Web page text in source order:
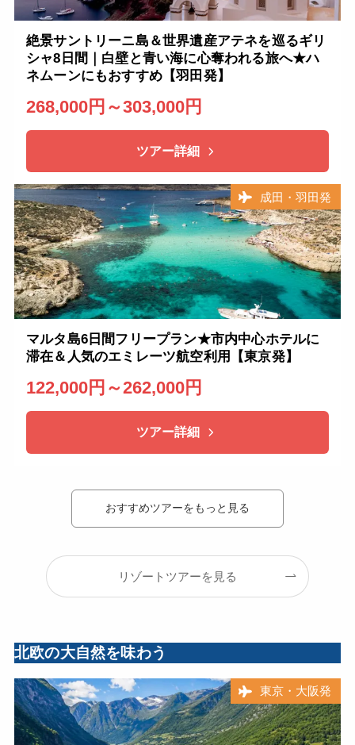
絶景サントリーニ島＆世界遺産アテネを巡るギリ
シャ8日間｜白壁と青い海に心奪われる旅へ★ハ
ネムーンにもおすすめ【羽田発】
268,000円～303,000円
ツアー詳細
成田・羽田発
マルタ島6日間フリープラン★市内中心ホテルに
滞在＆人気のエミレーツ航空利用【東京発】
122,000円～262,000円
ツアー詳細
おすすめツアーをもっと見る
リゾートツアーを見る
北欧の大自然を味わう
東京・大阪発